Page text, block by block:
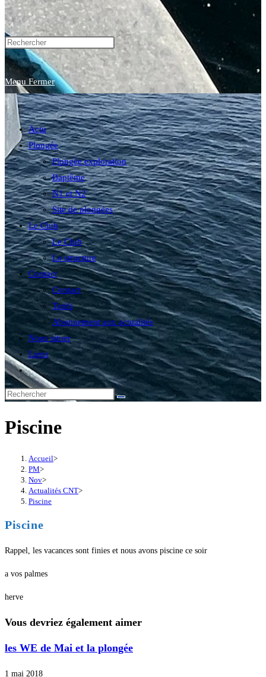
website
search
Menu Fermer
Actu
Plongée
Plongée exploration
Baptême
N1 et N2
Site de plongées
Le Club
Le Club
La structure
Contact
Contact
Tarifs
Abonnement aux actualités
Nous situer
Liens
Toggle
website
search
Piscine
Accueil>
PM>
Nov>
Actualités CNT>
Piscine
Piscine
Rappel, les vacances sont finies et nous avons piscine ce soir
a vos palmes
herve
Vous devriez également aimer
les WE de Mai et la plongée
1 mai 2018